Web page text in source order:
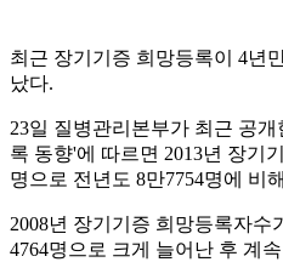
최근 장기기증 희망등록이 4년
났다.
23일 질병관리본부가 최근 공개
록 동향'에 따르면 2013년 장기
명으로 전년도 8만7754명에 비
2008년 장기기증 희망등록자수
4764명으로 크게 늘어난 후 계